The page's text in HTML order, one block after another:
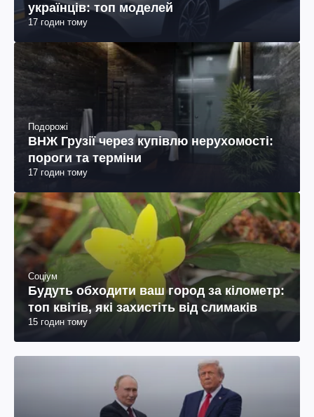
українців: топ моделей
17 годин тому
Подорожі
ВНЖ Грузії через купівлю нерухомості:
пороги та терміни
17 годин тому
Соціум
Будуть обходити ваш город за кілометр:
топ квітів, які захистіть від слимаків
15 годин тому